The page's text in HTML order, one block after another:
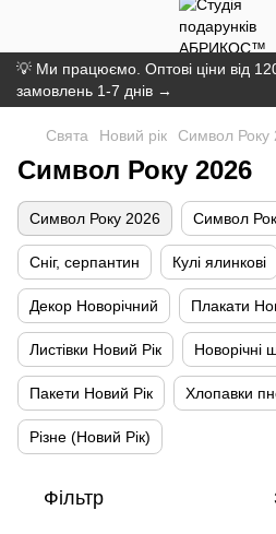
💡 Ми працюємо. Оптові ціни від
замовлень 1-7 днів →
Свята Новий рік Символ Року
Символ Року 2026
Символ Року 2026 Символ
Сніг, серпантин Кулі ялинкові
Декор Новорічний Плакати
Листівки Новий Рік Новорічні
Пакети Новий Рік Хлопавки
Різне (Новий Рік)
Фільтр